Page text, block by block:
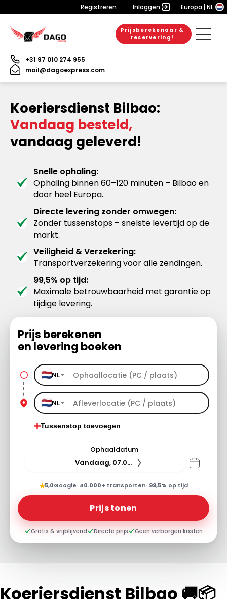
Registreren Inloggen Europa NL
Prijsberekenaar &
reservering!
+31 97 010 274 955
mail@dagoexpress.com
Koeriersdienst Bilbao:
Vandaag besteld,
vandaag geleverd!
Snelle ophaling:
Ophaling binnen 60–120 minuten – Bilbao en
door heel Europa.
Directe levering zonder omwegen:
Zonder tussenstops – snelste levertijd op de
markt.
Veiligheid & Verzekering:
Transportverzekering voor alle zendingen.
99,5% op tijd:
Maximale betrouwbaarheid met garantie op
tijdige levering.
Prijs berekenen
en levering boeken
NL
NL
Tussenstop toevoegen
Ophaaldatum
Vandaag, 07.08.26
★5,0Google· 40.000+ transporten· 99,5% op tijd
Prijs tonen
Gratis & vrijblijvend Directe prijs Geen verborgen kosten
Koeriersdienst Bilbao 🚚📦